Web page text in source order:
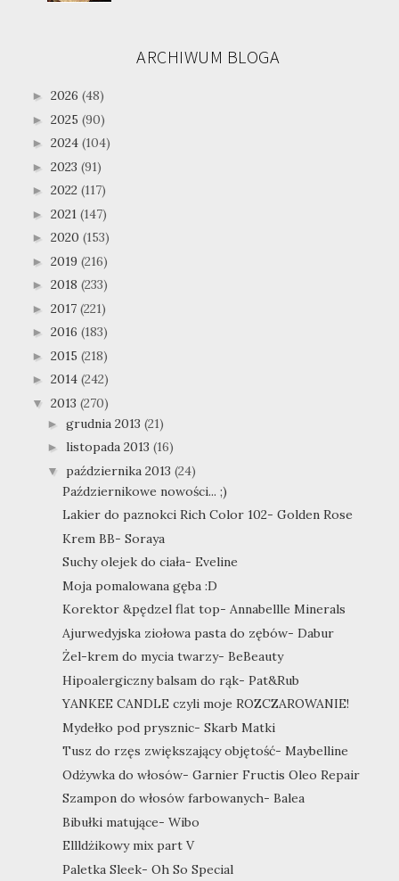
ARCHIWUM BLOGA
► 2026 (48)
► 2025 (90)
► 2024 (104)
► 2023 (91)
► 2022 (117)
► 2021 (147)
► 2020 (153)
► 2019 (216)
► 2018 (233)
► 2017 (221)
► 2016 (183)
► 2015 (218)
► 2014 (242)
▼ 2013 (270)
► grudnia 2013 (21)
► listopada 2013 (16)
▼ października 2013 (24)
Październikowe nowości... ;)
Lakier do paznokci Rich Color 102- Golden Rose
Krem BB- Soraya
Suchy olejek do ciała- Eveline
Moja pomalowana gęba :D
Korektor &pędzel flat top- Annabellle Minerals
Ajurwedyjska ziołowa pasta do zębów- Dabur
Żel-krem do mycia twarzy- BeBeauty
Hipoalergiczny balsam do rąk- Pat&Rub
YANKEE CANDLE czyli moje ROZCZAROWANIE!
Mydełko pod prysznic- Skarb Matki
Tusz do rzęs zwiększający objętość- Maybelline
Odżywka do włosów- Garnier Fructis Oleo Repair
Szampon do włosów farbowanych- Balea
Bibułki matujące- Wibo
Ellldżikowy mix part V
Paletka Sleek- Oh So Special